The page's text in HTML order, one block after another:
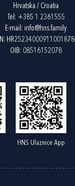
Hrvatska / Croatia
Tel: +385 1 2361555
E-mail: info@hns.family
OIB: 08516152078
HNS Ulaznice App